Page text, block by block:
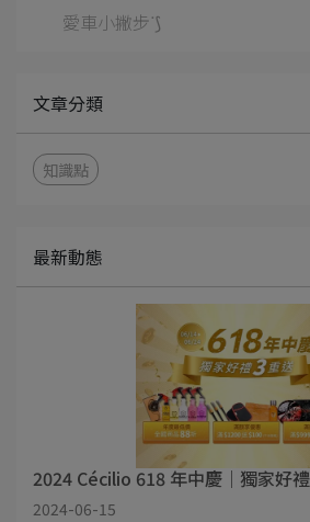
愛車小撇步ᐝ⟆
文章分類
知識點
最新動態
2024 Cécilio 618 年中慶｜獨家好
2024-06-15